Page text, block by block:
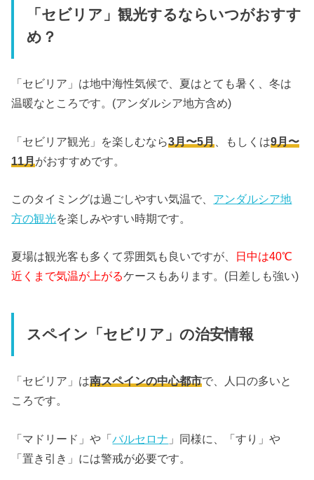
「セビリア」観光するならいつがおすす
め？
「セビリア」は地中海性気候で、夏はとても暑く、冬は
温暖なところです。(アンダルシア地方含め)
「セビリア観光」を楽しむなら3月〜5月 、もしくは9月〜
11月がおすすめです。
このタイミングは過ごしやすい気温で、 アンダルシア地
方の観光を楽しみやすい時期です。
夏場は観光客も多くて雰囲気も良いですが、
日中は40℃
近くまで気温が上がるケースもあります。(日差しも強い)
スペイン「セビリア」の治安情報
「セビリア」は南スペインの中心都市で、人口の多いと
ころです。
「マドリード」や「バルセロナ 」同様に、「すり」や
「置き引き」には警戒が必要です。